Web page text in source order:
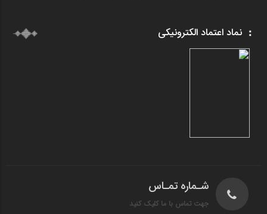
نماد اعتماد الکترونیکی
شـماره تمـاس
جهت تماس با ما کلیک کنید